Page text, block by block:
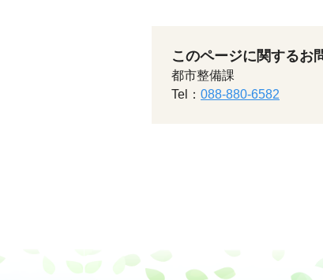
このページに関するお
都市整備課
Tel： 088-880-6582